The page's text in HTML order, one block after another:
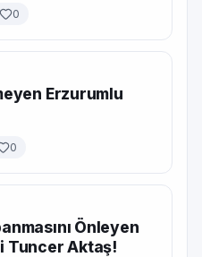
0
Erzurumlu
0
Önleyen
Tuncer Aktaş!